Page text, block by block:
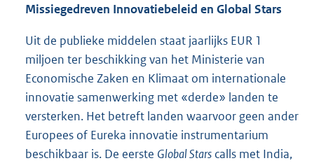
Missiegedreven Innovatiebeleid en Global Stars
Uit de publieke middelen staat jaarlijks EUR 1
miljoen ter beschikking van het Ministerie van
Economische Zaken en Klimaat om internationale
innovatie samenwerking met «derde» landen te
versterken. Het betreft landen waarvoor geen ander
Europees of Eureka innovatie instrumentarium
beschikbaar is. De eerste Global Stars calls met India,